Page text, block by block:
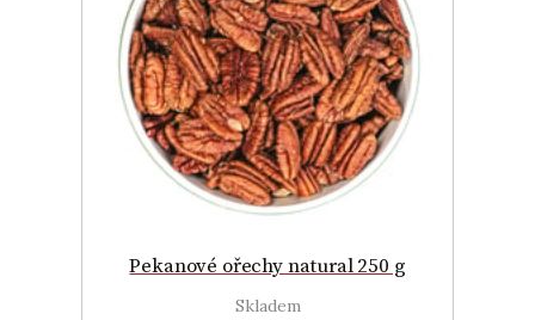
Pekanové ořechy natural 250 g
Skladem